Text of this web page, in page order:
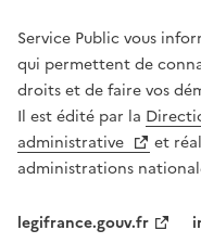
Service Public vous
qui permettent de
droits et de faire vos
Il est édité par la
administrative
et
administrations
legifrance.gouv.fr